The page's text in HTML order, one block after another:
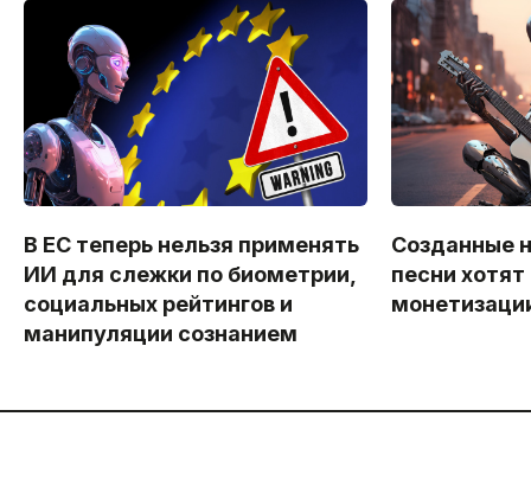
В ЕС теперь нельзя применять
ИИ для слежки по биометрии,
социальных рейтингов и
манипуляции сознанием
Созданные
песни